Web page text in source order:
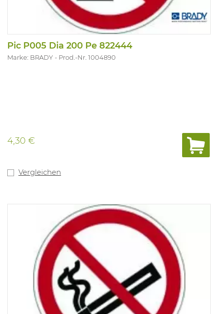
Pic P005 Dia 200 Pe 822444
Marke: BRADY Prod.-Nr. 1004890
4,30 €
Vergleichen